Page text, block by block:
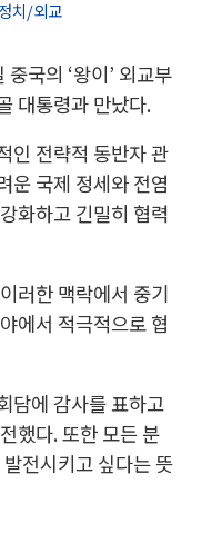
정치/외교
국의 ‘왕이’ 외교부
대통령과 만났다.
인 전략적 동반자 관
운 국제 정세와 전염
화하고 긴밀히 협력
러한 맥락에서 중기
에서 적극적으로 협
담에 감사를 표하고
했다. 또한 모든 분
전시키고 싶다는 뜻